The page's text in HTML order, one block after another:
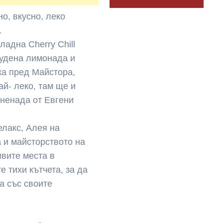
вкусно, леко
Cherry Chill
лимонада и
пред Майстора,
леко, там ще и
от Евгени
Алея на
майсторството на
места в
тихи кътчета, за да
със своите